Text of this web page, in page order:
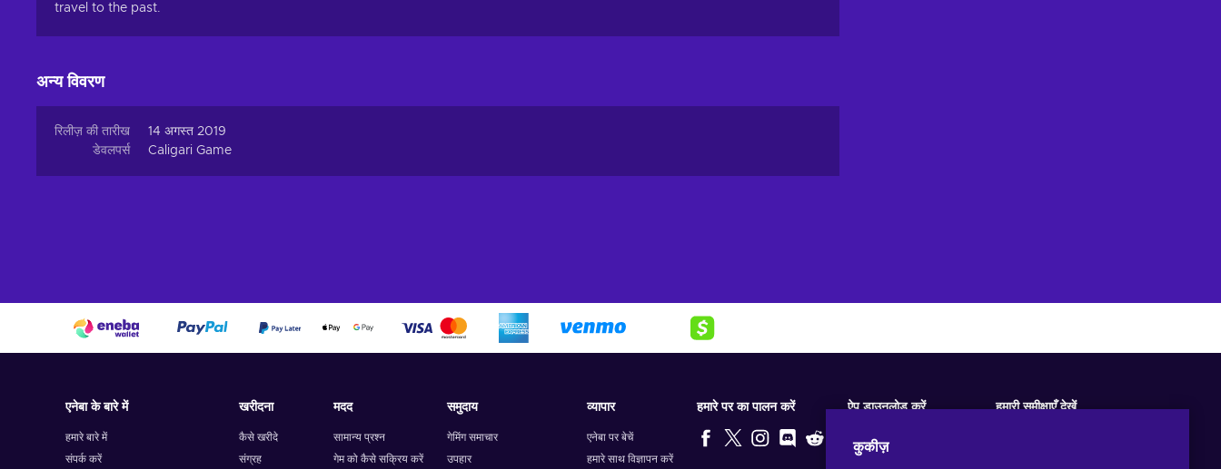
travel to the past.
अन्य विवरण
रिलीज़ की तारीख
14 अगस्त 2019
डेवलपर्स
Caligari Game
एनेबा के बारे में
हमारे बारे में
संपर्क करें
खरीदना
कैसे खरीदे
संग्रह
मदद
सामान्य प्रश्न
गेम को कैसे सक्रिय करें
समुदाय
गेमिंग समाचार
उपहार
व्यापार
एनेबा पर बेचें
हमारे साथ विज्ञापन करें
हमारे पर का पालन करें ऐप डाउनलोड करें हमारी समीक्षाएँ देखें
कुकीज़